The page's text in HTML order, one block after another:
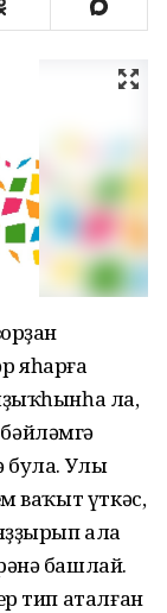
яһарға
ла,
була. Улы
ваҡыт үткәс,
ала
башлай.
тип аталған